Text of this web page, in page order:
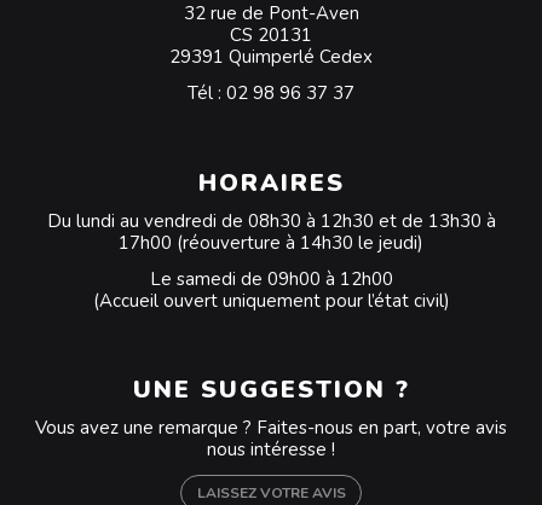
32 rue de Pont-Aven
CS 20131
29391 Quimperlé Cedex
Tél : 02 98 96 37 37
HORAIRES
Du lundi au vendredi de 08h30 à 12h30 et de 13h30 à
17h00 (réouverture à 14h30 le jeudi)
Le samedi de 09h00 à 12h00
(Accueil ouvert uniquement pour l’état civil)
UNE SUGGESTION ?
Vous avez une remarque ? Faites-nous en part, votre avis
nous intéresse !
LAISSEZ VOTRE AVIS